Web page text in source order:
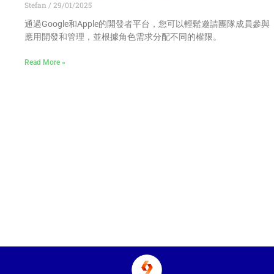
Stefan
29/01/2025
通過Google和Apple的開發者平台，您可以輕鬆邀請團隊成員參與
應用開發和管理，並根據角色需求分配不同的權限。
Read More »